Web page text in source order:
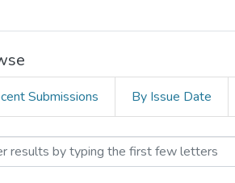
Submissions By Issue Date
Історичні